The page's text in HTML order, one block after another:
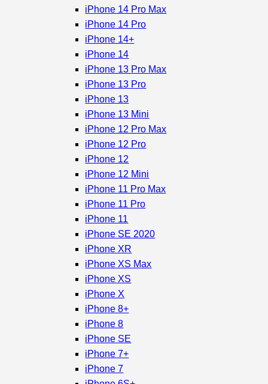
iPhone 14 Pro Max
iPhone 14 Pro
iPhone 14+
iPhone 14
iPhone 13 Pro Max
iPhone 13 Pro
iPhone 13
iPhone 13 Mini
iPhone 12 Pro Max
iPhone 12 Pro
iPhone 12
iPhone 12 Mini
iPhone 11 Pro Max
iPhone 11 Pro
iPhone 11
iPhone SE 2020
iPhone XR
iPhone XS Max
iPhone XS
iPhone X
iPhone 8+
iPhone 8
iPhone SE
iPhone 7+
iPhone 7